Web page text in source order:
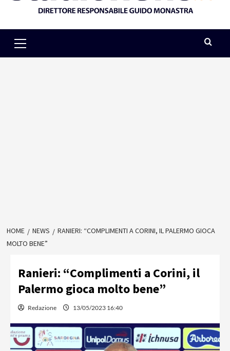
Menu
HOME NEWS
RANIERI: “COMPLIMENTI A CORINI, IL PALERMO GIOCA
MOLTO BENE”
Ranieri: “Complimenti a Corini, il
Palermo gioca molto bene”
Redazione 13/05/2023 16:40